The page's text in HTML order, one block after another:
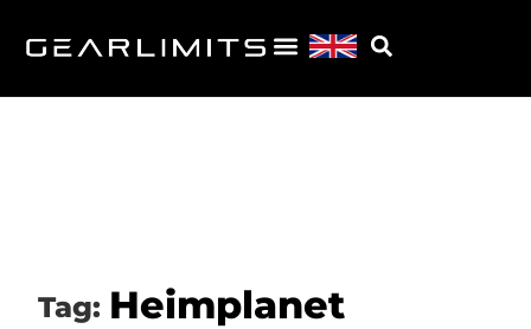
Tag: Heimplanet